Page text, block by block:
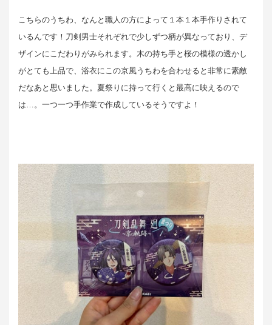
こちらのうちわ、なんと職人の方によって１本１本手作りされて
いるんです！刀剣男士それぞれで少しずつ柄が異なっており、デ
ザインにこだわりがみられます。木の持ち手と桜の模様の透かし
がとても上品で、浴衣にこの京風うちわを合わせると非常に素敵
だなあと思いました。夏祭りに持って行くと最高に映えるので
は…。一つ一つ手作業で作成しているそうですよ！